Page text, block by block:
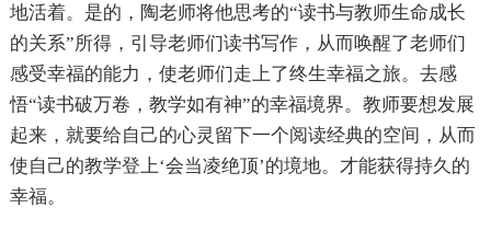
地活着。是的，陶老师将他思考的“读书与教师生命成长
的关系”所得，引导老师们读书写作，从而唤醒了老师们
感受幸福的能力，使老师们走上了终生幸福之旅。去感
悟“读书破万卷，教学如有神”的幸福境界。教师要想发展
起来，就要给自己的心灵留下一个阅读经典的空间，从而
使自己的教学登上‘会当凌绝顶’的境地。才能获得持久的
幸福。